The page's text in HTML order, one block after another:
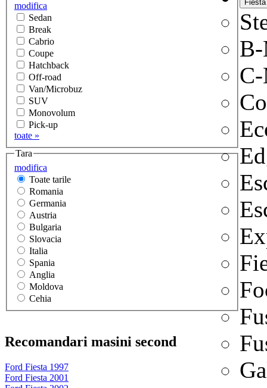
modifica
Sedan
Break
Cabrio
Coupe
Hatchback
Off-road
Van/Microbuz
SUV
Monovolum
Pick-up
toate »
modifica
Tara
Toate tarile
Romania
Germania
Austria
Bulgaria
Slovacia
Italia
Spania
Anglia
Moldova
Cehia
Recomandari masini second
Ford Fiesta 1997
Ford Fiesta 2001